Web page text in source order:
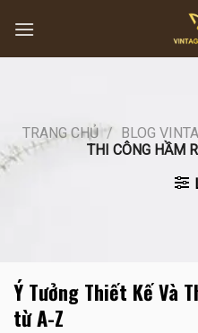
content
TRANG CHỦ / BLOG
THI CÔNG HẦM
Ý Tưởng Thiết Kế Và
từ A-Z